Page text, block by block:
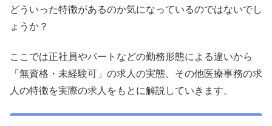
どういった特徴があるのか気になっているのではないでし
ょうか？
ここでは正社員やパートなどの勤務形態による違いから
「無資格・未経験可」の求人の実態、その他医療事務の求
人の特徴を実際の求人をもとに解説していきます。